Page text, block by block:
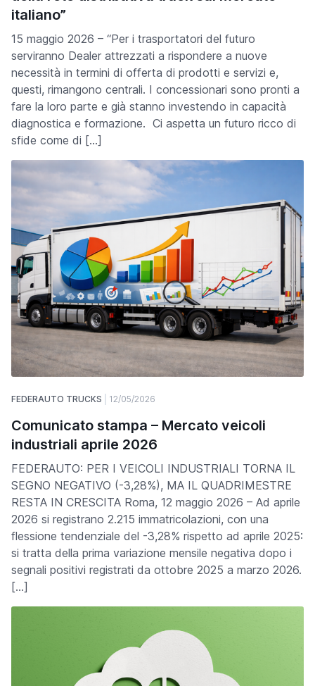
italiano”
15 maggio 2026 – “Per i trasportatori del futuro
serviranno Dealer attrezzati a rispondere a nuove
necessità in termini di offerta di prodotti e servizi e,
questi, rimangono centrali. I concessionari sono pronti a
fare la loro parte e già stanno investendo in capacità
diagnostica e formazione. Ci aspetta un futuro ricco di
sfide come di […]
FEDERAUTO TRUCKS 12/05/2026
Comunicato stampa – Mercato veicoli
industriali aprile 2026
FEDERAUTO: PER I VEICOLI INDUSTRIALI TORNA IL
SEGNO NEGATIVO (-3,28%), MA IL QUADRIMESTRE
RESTA IN CRESCITA Roma, 12 maggio 2026 – Ad aprile
2026 si registrano 2.215 immatricolazioni, con una
flessione tendenziale del -3,28% rispetto ad aprile 2025:
si tratta della prima variazione mensile negativa dopo i
segnali positivi registrati da ottobre 2025 a marzo 2026.
[…]